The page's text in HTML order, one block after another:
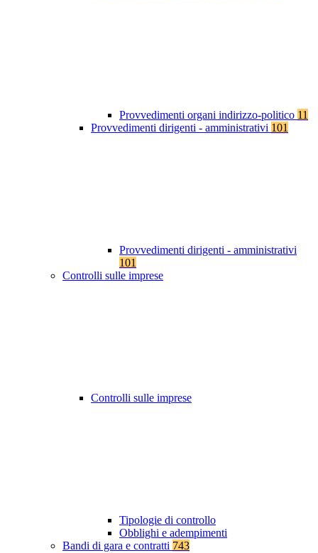
Provvedimenti organi indirizzo-politico 11
Provvedimenti dirigenti - amministrativi 101
Provvedimenti dirigenti - amministrativi
101
Controlli sulle imprese
Controlli sulle imprese
Tipologie di controllo
Obblighi e adempimenti
Bandi di gara e contratti 743